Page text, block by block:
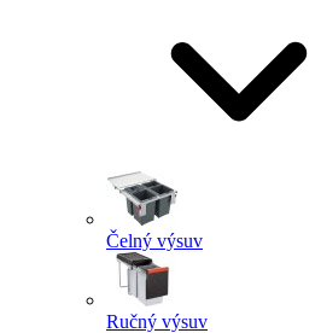
Čelný výsuv
Ručný výsuv